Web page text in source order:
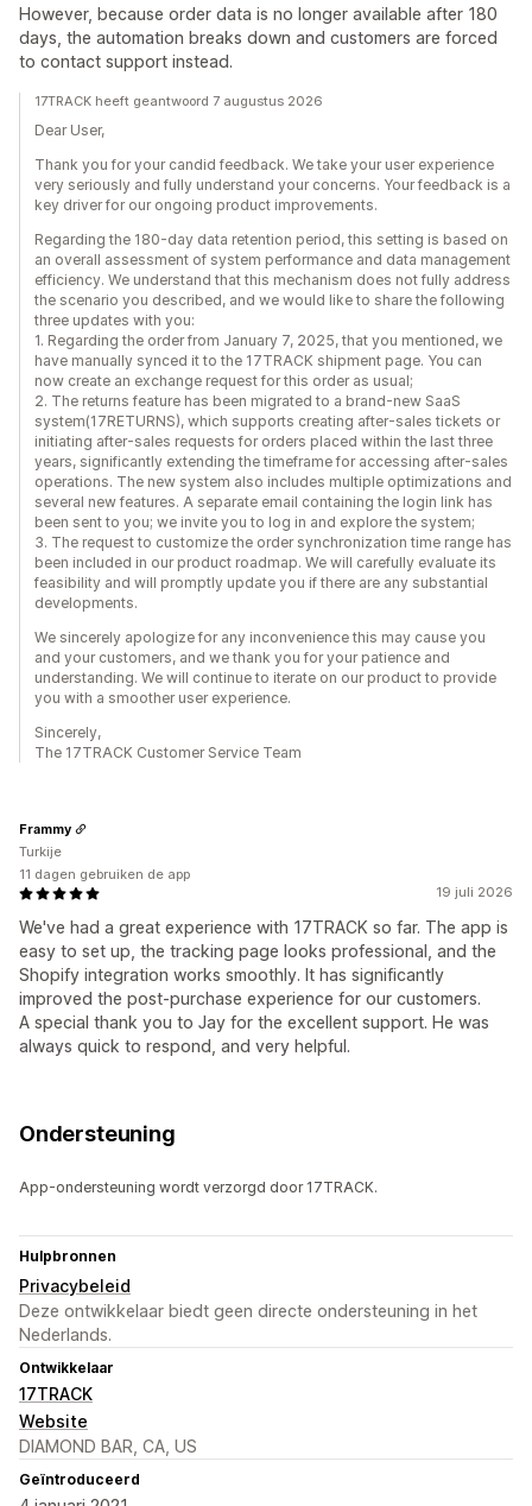
However, because order data is no longer available after 180
days, the automation breaks down and customers are forced
to contact support instead.
17TRACK heeft geantwoord 7 augustus 2026
Dear User,
Thank you for your candid feedback. We take your user experience
very seriously and fully understand your concerns. Your feedback is a
key driver for our ongoing product improvements.
Regarding the 180-day data retention period, this setting is based on
an overall assessment of system performance and data management
efficiency. We understand that this mechanism does not fully address
the scenario you described, and we would like to share the following
three updates with you:
1. Regarding the order from January 7, 2025, that you mentioned, we
have manually synced it to the 17TRACK shipment page. You can
now create an exchange request for this order as usual;
2. The returns feature has been migrated to a brand-new SaaS
system(17RETURNS), which supports creating after-sales tickets or
initiating after-sales requests for orders placed within the last three
years, significantly extending the timeframe for accessing after-sales
operations. The new system also includes multiple optimizations and
several new features. A separate email containing the login link has
been sent to you; we invite you to log in and explore the system;
3. The request to customize the order synchronization time range has
been included in our product roadmap. We will carefully evaluate its
feasibility and will promptly update you if there are any substantial
developments.
We sincerely apologize for any inconvenience this may cause you
and your customers, and we thank you for your patience and
understanding. We will continue to iterate on our product to provide
you with a smoother user experience.
Sincerely,
The 17TRACK Customer Service Team
19 juli 2026
We've had a great experience with 17TRACK so far. The app is
easy to set up, the tracking page looks professional, and the
Shopify integration works smoothly. It has significantly
improved the post-purchase experience for our customers.
A special thank you to Jay for the excellent support. He was
always quick to respond, and very helpful.
Frammy
Turkije
11 dagen gebruiken de app
Ondersteuning
App-ondersteuning wordt verzorgd door 17TRACK.
Hulpbronnen
Privacybeleid
Deze ontwikkelaar biedt geen directe ondersteuning in het
Nederlands.
Ontwikkelaar
17TRACK
Website
DIAMOND BAR, CA, US
Geïntroduceerd